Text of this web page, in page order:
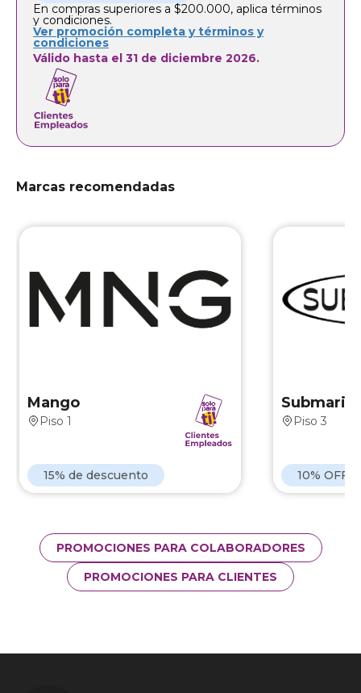
En compras superiores a $200.000, aplica términos
y condiciones.
Ver promoción completa y términos y
condiciones
Válido hasta el 31 de diciembre 2026.
Marcas recomendadas
Mango
Piso 1
15% de descuento
En nueva coleccion
Piso 3
10% OFF
10%
Aplican
PROMOCIONES PARA COLABORADORES
PROMOCIONES PARA CLIENTES